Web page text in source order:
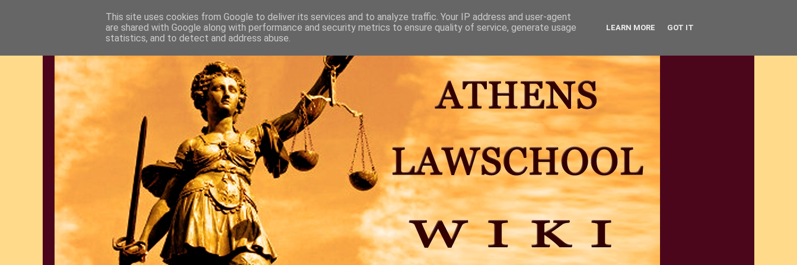
This site uses cookies from Google to deliver its services and to analyze traffic. Your IP address and user-agent
are shared with Google along with performance and security metrics to ensure quality of service, generate usage
statistics, and to detect and address abuse.
LEARN MORE GOT IT